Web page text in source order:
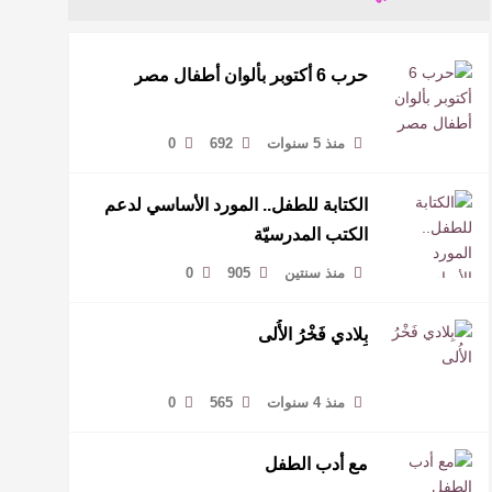
حرب 6 أكتوبر بألوان أطفال مصر
منذ 5 سنوات 692
0
الكتابة للطفل.. المورد الأساسي لدعم
الكتب المدرسيّة
منذ سنتين 905
0
بِلادي فَخْرُ الأُلى
منذ 4 سنوات 565
0
مع أدب الطفل